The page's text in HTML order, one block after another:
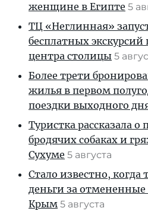
женщине в Египте 5
ТЦ «Неглинная»
бесплатных
центра столицы 5
Более трети
жилья в первом
поездки выходного
Туристка рассказала
бродячих собаках и
Сухуме 5 августа
Стало известно, когда
деньги за отмененные
Крым 5 августа